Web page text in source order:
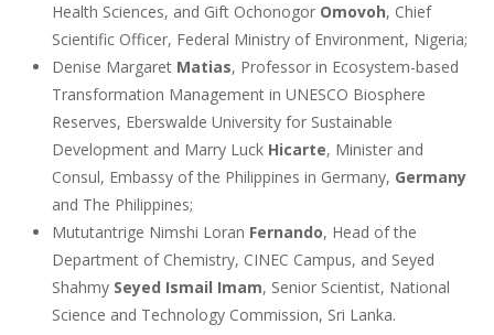
Health Sciences, and Gift Ochonogor Omovoh, Chief
Scientific Officer, Federal Ministry of Environment, Nigeria;
Denise Margaret Matias, Professor in Ecosystem-based
Transformation Management in UNESCO Biosphere
Reserves, Eberswalde University for Sustainable
Development and Marry Luck Hicarte, Minister and
Consul, Embassy of the Philippines in Germany, Germany
and The Philippines;
Mututantrige Nimshi Loran Fernando, Head of the
Department of Chemistry, CINEC Campus, and Seyed
Shahmy Seyed Ismail Imam, Senior Scientist, National
Science and Technology Commission, Sri Lanka.